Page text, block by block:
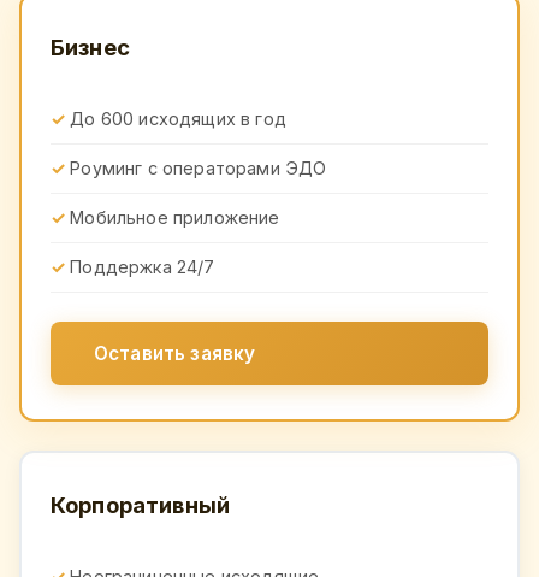
Бизнес
До 600 исходящих в год
Роуминг с операторами ЭДО
Мобильное приложение
Поддержка 24/7
Оставить заявку
Корпоративный